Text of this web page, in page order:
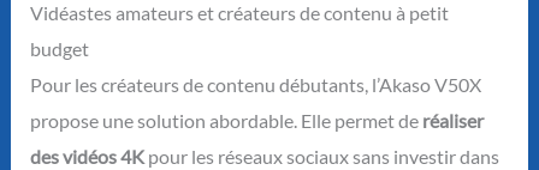
Vidéastes amateurs et créateurs de contenu à petit
budget
Pour les créateurs de contenu débutants, l’Akaso V50X
propose une solution abordable. Elle permet de réaliser
des vidéos 4K pour les réseaux sociaux sans investir dans